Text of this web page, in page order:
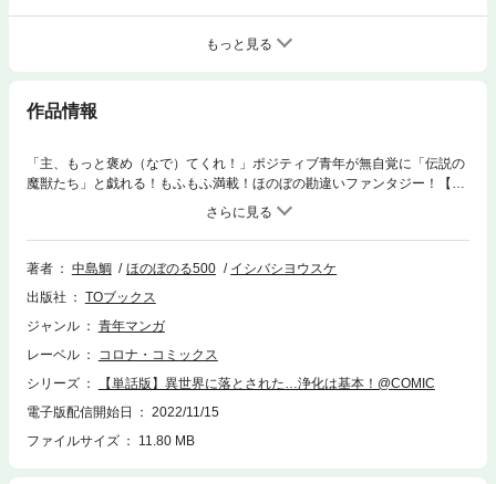
もっと見る
作品情報
「主、もっと褒め（なで）てくれ！」ポジティブ青年が無自覚に「伝説の
魔獣たち」と戯れる！もふもふ満載！ほのぼの勘違いファンタジー！【あ
らすじ】ある日、日本の冴えない青年・翔（あきら）は勇者召喚に巻き込
まれて異世界へ。次に彼が目を覚ますと、そこは王様のいるお城……では
なく、深い森の中だった！途方にくれるかと思いきや、翔は持ち前の深く
考えないポジティブさでサバイバル生活を開始！すると、気づかぬうちに
癒しの「もふもふ」パラダイス状態！？だが、翔は実は彼らが伝説の魔獣
や精霊だとは一切気づいていない。さらに、主（あるじ）として慕われて
のぼの勘違いファンタジー開幕！
著者 中島鯛 ほのぼのる500
イシバシヨウスケ
出版社
TOブックス
ジャンル
青年マンガ
レーベル
コロナ・コミックス
シリーズ
【単話版】異世界に落とされた…浄化は基本！@COMIC
電子版配信開始日
2022/11/15
ファイルサイズ
11.80 MB